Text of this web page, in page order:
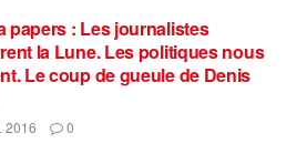
papers : Les journalistes
la Lune. Les politiques nous
Le coup de gueule de Denis
2016 0